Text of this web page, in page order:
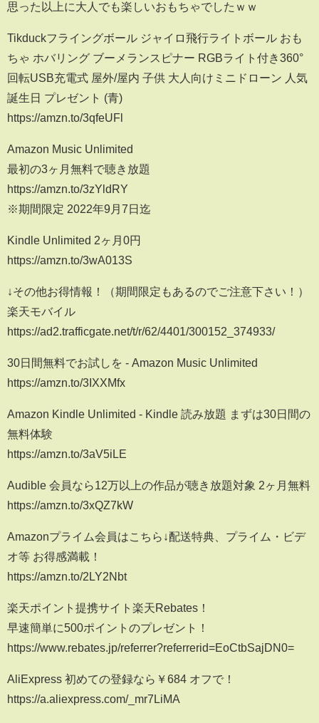
思った以上に大人でも楽しいおもちゃでしたｗｗ
Tikduckフライングボール ジャイロ飛行ライトボール おも
ちゃ ホバリング ブーメランスピナー RGBライト付き360°
回転USB充電式 屋外/屋内 子供 大人向けミニドローン 人気
誕生日 プレゼント (青)
https://amzn.to/3qfeUFl
Amazon Music Unlimited
最初の3ヶ月無料で聴き放題
https://amzn.to/3zYldRY
※期間限定 2022年9月7日迄
Kindle Unlimited 2ヶ月0円
https://amzn.to/3wA013S
↓その他お得情報！（期間限定もあるのでご注意下さい！）
楽天モバイル
https://ad2.trafficgate.net/t/r/62/4401/300152_374933/
30日間無料でお試しを - Amazon Music Unlimited
https://amzn.to/3IXXMfx
Amazon Kindle Unlimited - Kindle 読み放題 まずは30日間の
無料体験
https://amzn.to/3aV5iLE
Audible 会員なら12万以上の作品が聴き放題対象 2ヶ月無料
https://amzn.to/3xQZ7kW
Amazonプライム会員はこちら↓配送特典、プライム・ビデ
オ等 お得感満載！
https://amzn.to/2LY2Nbt
楽天ポイント提携サイト楽天Rebates！
早速簡単に500ポイントのプレゼント！
https://www.rebates.jp/referrer?referrerid=EoCtbSajDN0=
AliExpress 初めての登録なら￥684 オフで！
https://a.aliexpress.com/_mr7LiMA